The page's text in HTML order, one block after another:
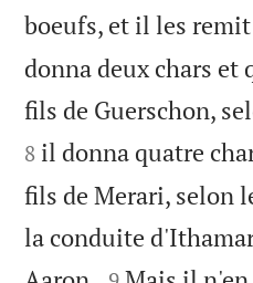
boeufs, et il les
donna deux chars et
fils de Guerschon,
8 il donna quatre
fils de Merari, selon
la conduite